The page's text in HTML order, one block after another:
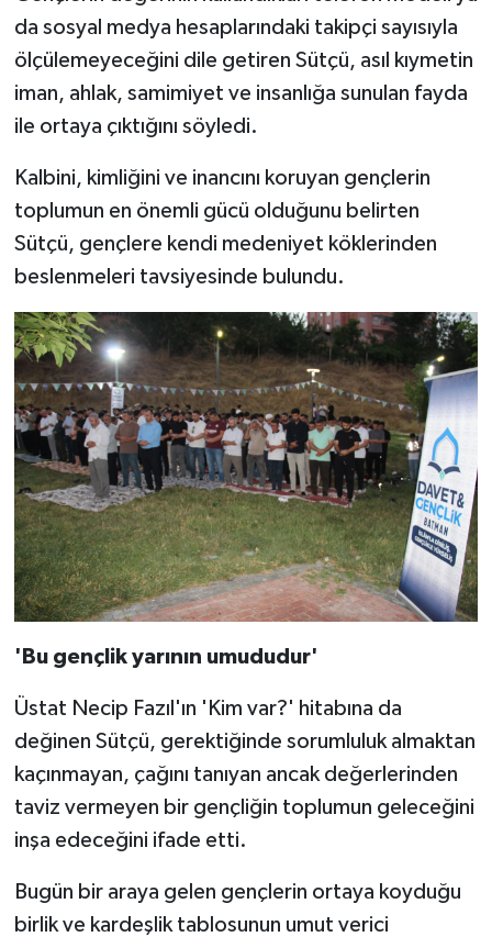
da sosyal medya hesaplarındaki takipçi sayısıyla
ölçülemeyeceğini dile getiren Sütçü, asıl kıymetin
iman, ahlak, samimiyet ve insanlığa sunulan fayda
ile ortaya çıktığını söyledi.
Kalbini, kimliğini ve inancını koruyan gençlerin
toplumun en önemli gücü olduğunu belirten
Sütçü, gençlere kendi medeniyet köklerinden
beslenmeleri tavsiyesinde bulundu.
'Bu gençlik yarının umududur'
Üstat Necip Fazıl'ın 'Kim var?' hitabına da
değinen Sütçü, gerektiğinde sorumluluk almaktan
kaçınmayan, çağını tanıyan ancak değerlerinden
taviz vermeyen bir gençliğin toplumun geleceğini
inşa edeceğini ifade etti.
Bugün bir araya gelen gençlerin ortaya koyduğu
birlik ve kardeşlik tablosunun umut verici